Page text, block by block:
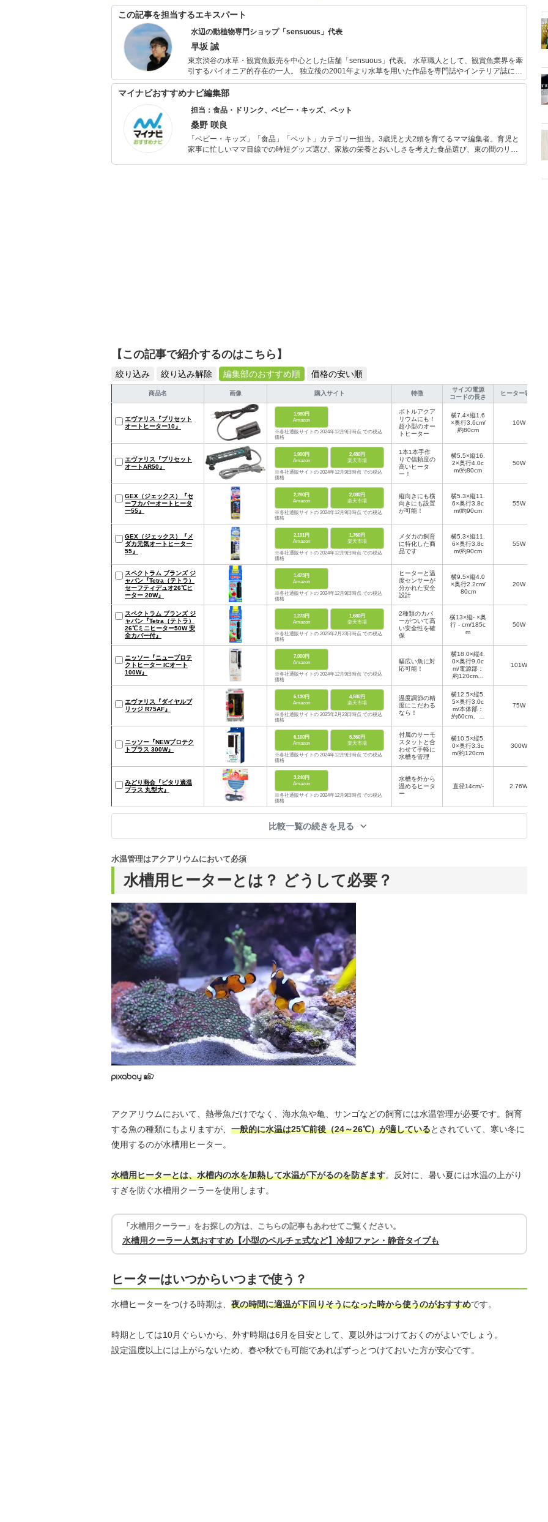
この記事を担当するエキスパート
水辺の動植物専門ショップ「sensuous」代表
早坂 誠
東京渋谷の水草・観賞魚販売を中心とした店舗「sensuous」代表。 水草職人として、観賞魚業界を牽
引するパイオニア的存在の一人。 独立後の2001年より水草を用いた作品を専門誌やインテリア誌に数
多く発表しており、朝の連続テレビ小説「あまちゃん」に登場した海女カフェ水槽を始め多くのテレ
ビ番組セットや企画展、各イベントなどでアクアリウム作品を手掛けている。 2016年6~7月にはEテ
ンアクアリウム展」でのディレクションを担当する。 都内専門学校（アクアリスト専攻）講師。観賞
魚飼育管理士アドバンス・愛玩動物飼養管理士2級・ビオトープ計画管理士2級・ビオトープ施工管理
士2級。著書「水草水槽のススメ」
マイナビおすすめナビ編集部
担当：食品・ドリンク、ベビー・キッズ、ペット
桑野 咲良
「ベビー・キッズ」「食品」「ペット」カテゴリー担当。3歳児と犬2頭を育てるママ編集者。育児と
家事に忙しいママ目線での時短グッズ選び、家族の栄養とおいしさを考えた食品選び、束の間のリラ
【この記事で紹介するのはこちら】
絞り込み 絞り込み解除 編集部のおすすめ順 価格の安い順
商品名 画像 購入サイト 特徴
サイズ/電源
コードの長さ
ヒーター容量
エヴァリス『プリセット
オートヒーター10』
1,980円
Amazon
※各社通販サイトの 2024年12月9日時点 での税込
価格
ボトルアクア
リウムにも！
超小型のオー
トヒーター
横7.4×縦1.6
×奥行3.6cm/
約80cm
10W
エヴァリス『プリセット
オートAR50』
1,900円
Amazon
2,480円
楽天市場
※各社通販サイトの 2024年12月9日時点 での税込
価格
1本1本手作
りで信頼度の
高いヒータ
ー！
横5.5×縦16.
2×奥行4.0c
m/約80cm
50W
GEX（ジェックス）『セ
ーフカバーオートヒータ
ー55』
2,280円
Amazon
2,080円
楽天市場
※各社通販サイトの 2024年12月9日時点 での税込
価格
縦向きにも横
向きにも設置
が可能！
横5.3×縦11.
6×奥行3.8c
m/約90cm
55W
GEX（ジェックス）『メ
ダカ元気オートヒーター
55』
2,191円
Amazon
1,760円
楽天市場
※各社通販サイトの 2024年12月9日時点 での税込
価格
メダカの飼育
に特化した商
品です
横5.3×縦11.
6×奥行3.8c
m/約90cm
55W
スペクトラム ブランズ ジ
ャパン『Tetra（テトラ）
セーフティデュオ26℃ヒ
ーター 20W』
1,473円
Amazon
※各社通販サイトの 2024年12月9日時点 での税込
価格
ヒーターと温
度センサーが
分かれた安全
設計
横9.5×縦4.0
×奥行2.2cm/
80cm
20W
スペクトラム ブランズ ジ
ャパン『Tetra（テトラ）
26℃ミニヒーター50W 安
全カバー付』
1,273円
Amazon
1,680円
楽天市場
※各社通販サイトの 2025年2月23日時点 での税込
価格
2種類のカバ
ーがついて高
い安全性を確
保
横13×縦- ×奥
行 - cm/185c
m
50W
ニッソー『ニュープロテ
クトヒーター ICオート
100W』
7,000円
Amazon
※各社通販サイトの 2024年12月9日時点 での税込
価格
幅広い魚に対
応可能！
横18.0×縦4.
0×奥行9.0c
m/電源部：
約120cm、
約100cm
101W
エヴァリス『ダイヤルブ
リッジ R75AF』
6,130円
Amazon
4,580円
楽天市場
※各社通販サイトの 2025年2月23日時点 での税込
価格
温度調節の精
度にこだわる
なら！
横12.5×縦5.
5×奥行3.0c
m/本体部：
約60cm、ヒ
75W
ニッソー『NEWプロテク
トプラス 300W』
6,100円
Amazon
5,360円
楽天市場
※各社通販サイトの 2024年12月9日時点 での税込
価格
付属のサーモ
スタットと合
わせて手軽に
水槽を管理
横10.5×縦5.
0×奥行3.3c
m/約120cm
300W
みどり商会『ピタリ適温
プラス 丸型大』
3,240円
Amazon
※各社通販サイトの 2024年12月9日時点 での税込
価格
水槽を外から
温めるヒータ
ー
直径14cm/- 2.76W
比較一覧の続きを見る
水槽用ヒーターとは？ どうして必要？
水温管理はアクアリウムにおいて必須
アクアリウムにおいて、熱帯魚だけでなく、海水魚や亀、サンゴなどの飼育には水温管理が必要です。飼育
する魚の種類にもよりますが、 一般的に水温は25℃前後（24～26℃）が適しているとされていて、寒い冬に
使用するのが水槽用ヒーター。
水槽用ヒーターとは、水槽内の水を加熱して水温が下がるのを防ぎます。反対に、暑い夏には水温の上がり
すぎを防ぐ水槽用クーラーを使用します。
「水槽用クーラー」をお探しの方は、こちらの記事もあわせてご覧ください。
水槽用クーラー人気おすすめ【小型のペルチェ式など】冷却ファン・静音タイプも
ヒーターはいつからいつまで使う？
水槽ヒーターをつける時期は、 夜の時間に適温が下回りそうになった時から使うのがおすすめです。
時期としては10月ぐらいから、外す時期は6月を目安として、夏以外はつけておくのがよいでしょう。
設定温度以上には上がらないため、春や秋でも可能であればずっとつけておいた方が安心です。